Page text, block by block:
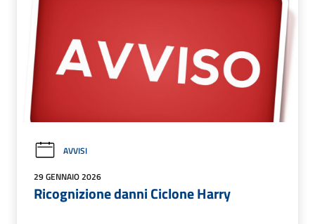
AVVISI
29 GENNAIO 2026
Ricognizione danni Ciclone Harry